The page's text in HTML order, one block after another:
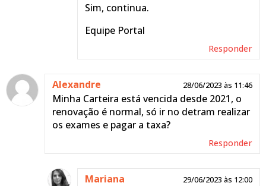
Sim, continua.
Equipe Portal
Responder
Alexandre 28/06/2023 às 11:46
Minha Carteira está vencida desde 2021, o
renovação é normal, só ir no detram realizar
os exames e pagar a taxa?
Responder
Mariana
29/06/2023 às 12:00